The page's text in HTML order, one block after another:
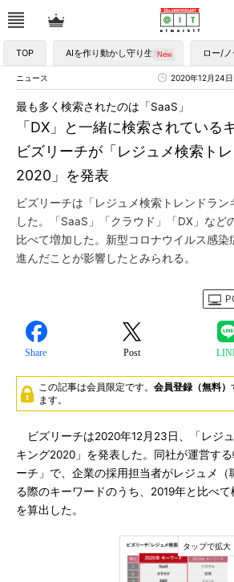
TOP AIを作り動かし守り生かす ロー/
ニュース 2020年12月24
「DX」と一緒に検索されてい
ビズリーチが「レジュメ検索ト
2020」を発表
最も多く検索されたのは「SaaS」
ビズリーチは「レジュメ検索トレンドラン
した。「SaaS」「クラウド」「DX」など
比べて増加した。新型コロナウイルス感染
進んだことが影響したとみられる。
Share Post
この記事は会員限定です。 会員登録（無料）
ます。
ビズリーチは2020年12月23日、「レジ
キング2020」を発表した。同社が運営す
ーチ」で、企業の採用担当者がレジュメ（
る際のキーワードのうち、2019年と比べ
を算出した。